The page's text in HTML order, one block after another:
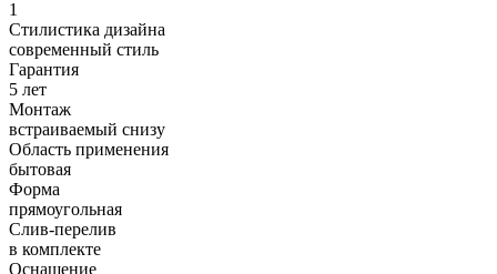
1
Стилистика дизайна
современный стиль
Гарантия
5 лет
Монтаж
встраиваемый снизу
Область применения
бытовая
Форма
прямоугольная
Слив-перелив
в комплекте
Оснащение